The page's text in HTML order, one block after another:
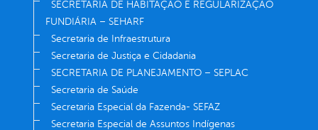
SECRETARIA DE HABITAÇÃO E REGULARIZAÇÃO
FUNDIÁRIA – SEHARF
Secretaria de Infraestrutura
Secretaria de Justiça e Cidadania
SECRETARIA DE PLANEJAMENTO – SEPLAC
Secretaria de Saúde
Secretaria Especial da Fazenda- SEFAZ
Secretaria Especial de Assuntos Indígenas